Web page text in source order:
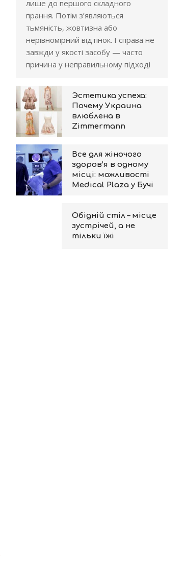
лише до першого складного
прання. Потім з’являються
тьмяність, жовтизна або
нерівномірний відтінок. І справа не
завжди у якості засобу — часто
причина у неправильному підході
Эстетика успеха:
Почему Украина
влюблена в
Zimmermann
Все для жіночого
здоров’я в одному
місці: можливості
Medical Plaza у Бучі
Обідній стіл – місце
зустрічей, а не
тільки їжі